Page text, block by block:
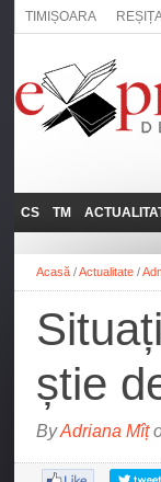
TIMIȘOARA
CS
REȘIȚA
CARANSEBEȘ
ANINA
BĂILE HERCULANE
BOCŞA
MOLDOVA NOUĂ
ORAVIȚA
OȚELU ROŞU
TM
LUGOJ
TIMIȘOARA
SOCIAL
Acasă /Actualitate /
știe
ByAdriana Mîț